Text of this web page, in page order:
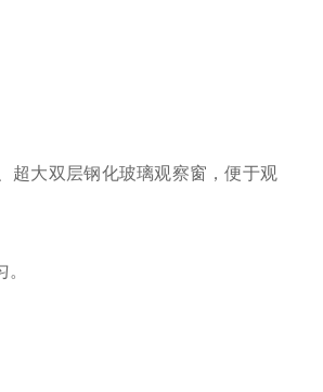
超大双层钢化玻璃观察窗，便于观